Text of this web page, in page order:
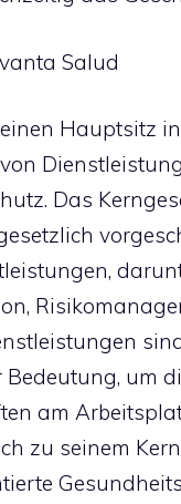
Salud
Hauptsitz
Das
um
am
zu seinem